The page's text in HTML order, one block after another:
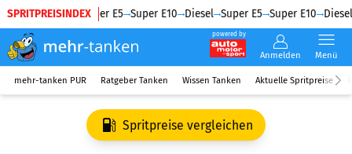
SPRITPREISINDEX
Diesel Super E5 Super E10 Diesel Super E5 Super E10 Diesel
powered by
Anmelden Menü
mehr-tanken PUR Ratgeber Tanken Wissen Tanken Aktuelle Spritpreise
Spritpreise vergleichen